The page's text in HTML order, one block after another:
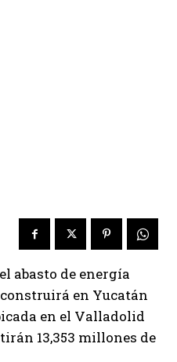
abasto de energía
en Yucatán
en el Valladolid
13,353 millones de